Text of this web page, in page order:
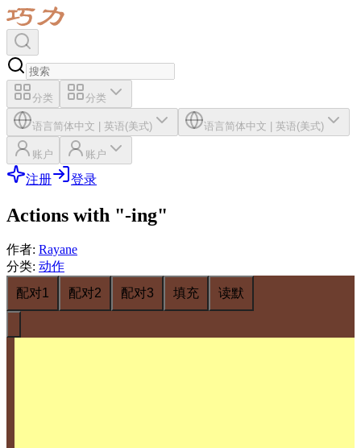
分类 分类
语言简体中文 | 英语(美式) 语言简体中文 | 英语(美式)
账户 账户
注册 登录
Actions with "-ing"
作者: Rayane
分类: 动作
配对1
配对2 配对3 填充 读默